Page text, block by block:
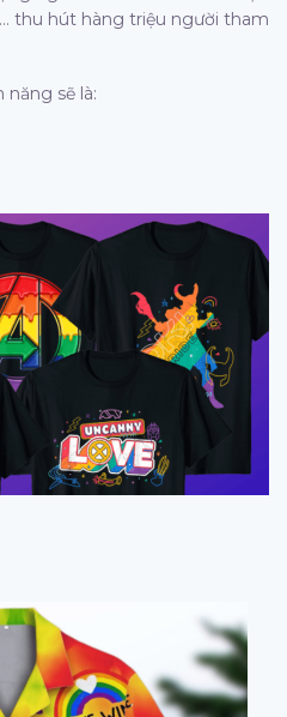
thu hút hàng triệu người tham
năng sẽ là: